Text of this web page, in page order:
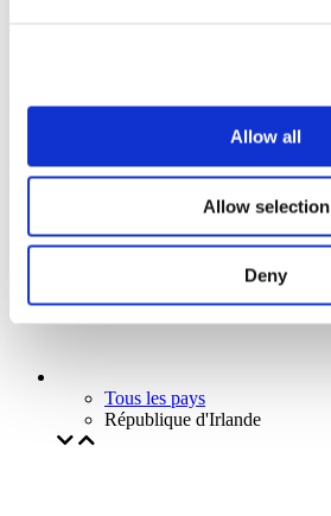
Allow all
Allow selection
Deny
Sans sous-genre
Appliquer
Tous les pays
République d'Irlande